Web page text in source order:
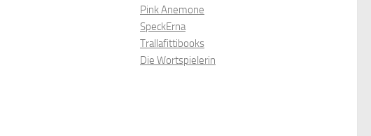
Pink Anemone
SpeckErna
Trallafittibooks
Die Wortspielerin